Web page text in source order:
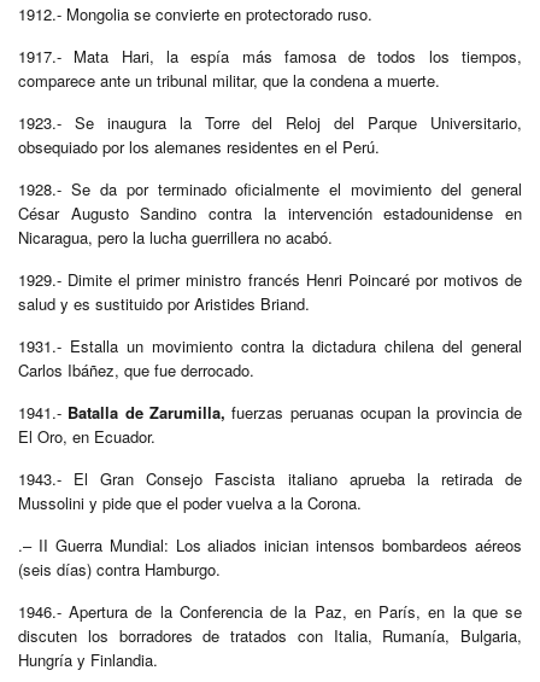
1912.- Mongolia se convierte en protectorado ruso.
1917.- Mata Hari, la espía más famosa de todos los tiempos,
comparece ante un tribunal militar, que la condena a muerte.
1923.- Se inaugura la Torre del Reloj del Parque Universitario,
obsequiado por los alemanes residentes en el Perú.
1928.- Se da por terminado oficialmente el movimiento del general
César Augusto Sandino contra la intervención estadounidense en
Nicaragua, pero la lucha guerrillera no acabó.
1929.- Dimite el primer ministro francés Henri Poincaré por motivos de
salud y es sustituido por Aristides Briand.
1931.- Estalla un movimiento contra la dictadura chilena del general
Carlos Ibáñez, que fue derrocado.
1941.- Batalla de Zarumilla, fuerzas peruanas ocupan la provincia de
El Oro, en Ecuador.
1943.- El Gran Consejo Fascista italiano aprueba la retirada de
Mussolini y pide que el poder vuelva a la Corona.
.– II Guerra Mundial: Los aliados inician intensos bombardeos aéreos
(seis días) contra Hamburgo.
1946.- Apertura de la Conferencia de la Paz, en París, en la que se
discuten los borradores de tratados con Italia, Rumanía, Bulgaria,
Hungría y Finlandia.